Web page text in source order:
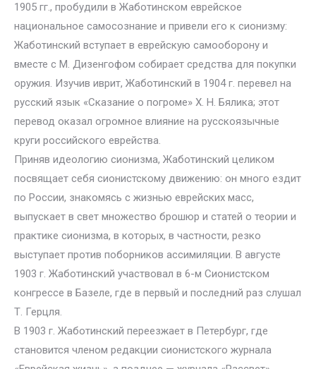
1905 гг., пробудили в Жаботинском еврейское
национальное самосознание и привели его к сионизму:
Жаботинский вступает в еврейскую самооборону и
вместе с М. Дизенгофом собирает средства для покупки
оружия. Изучив иврит, Жаботинский в 1904 г. перевел на
русский язык «Сказание о погроме» Х. Н. Бялика; этот
перевод оказал огромное влияние на русскоязычные
круги российского еврейства.
Приняв идеологию сионизма, Жаботинский целиком
посвящает себя сионистскому движению: он много ездит
по России, знакомясь с жизнью еврейских масс,
выпускает в свет множество брошюр и статей о теории и
практике сионизма, в которых, в частности, резко
выступает против поборников ассимиляции. В августе
1903 г. Жаботинский участвовал в 6-м Сионистском
конгрессе в Базеле, где в первый и последний раз слушал
Т. Герцля.
В 1903 г. Жаботинский переезжает в Петербург, где
становится членом редакции сионистского журнала